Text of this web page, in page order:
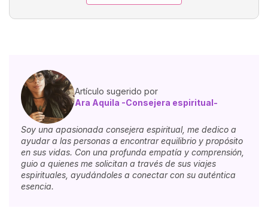
Artículo sugerido por
Ara Aquila -Consejera espiritual-
Soy una apasionada consejera espiritual, me dedico a
ayudar a las personas a encontrar equilibrio y propósito
en sus vidas. Con una profunda empatía y comprensión,
guio a quienes me solicitan a través de sus viajes
espirituales, ayudándoles a conectar con su auténtica
esencia.